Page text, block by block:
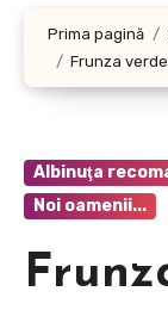
Prima pagină
Frunza
Albinuţa
Noi oamenii...